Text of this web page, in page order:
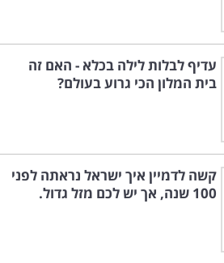
עדיף לבלות לילה בכלא - האם זה
בית המלון הכי גרוע בעולם?
קשה לדמיין איך ישראל נראתה לפני
100 שנה, אך יש לכם מזל גדול.